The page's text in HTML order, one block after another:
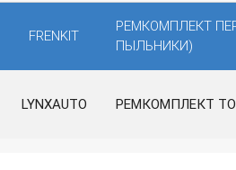
FRENKIT
РЕМКОМПЛЕКТ
ПЫЛЬНИКИ)
LYNXAUTO РЕМКОМПЛЕКТ